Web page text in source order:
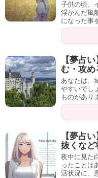
子供の頃、
浮かんだ風
になった事
【夢占
む・攻め
あなたは、
やすいでし
ものがあり
【夢占
抜くなど
夜中に見た
ったことは
活状況に、